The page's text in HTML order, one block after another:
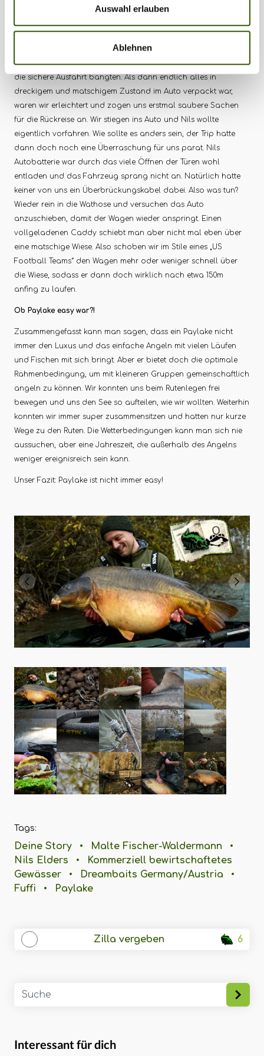
Auswahl erlauben
Ablehnen
Bissanzeiger stumm. Als wir dann mit dem Zusammenpacken
zu regnen. Die Zelte, die eigentlich trocken waren, wurden nass
eingepackt, die Wiese und der Weg, die eigentlich wieder
befahrbar waren, weichten so schnell auf, dass wir erneut um
die sichere Ausfahrt bangten. Als dann endlich alles in
dreckigem und matschigem Zustand im Auto verpackt war,
waren wir erleichtert und zogen uns erstmal saubere Sachen
für die Rückreise an. Wir stiegen ins Auto und Nils wollte
eigentlich vorfahren. Wie sollte es anders sein, der Trip hatte
dann doch noch eine Überraschung für uns parat. Nils
Autobatterie war durch das viele Öffnen der Türen wohl
entladen und das Fahrzeug sprang nicht an. Natürlich hatte
keiner von uns ein Überbrückungskabel dabei. Also was tun?
Wieder rein in die Wathose und versuchen das Auto
anzuschieben, damit der Wagen wieder anspringt. Einen
vollgeladenen Caddy schiebt man aber nicht mal eben über
eine matschige Wiese. Also schoben wir im Stile eines „US
Football Teams“ den Wagen mehr oder weniger schnell über
die Wiese, sodass er dann doch wirklich nach etwa 150m
anfing zu laufen.
Ob Paylake easy war?!
Zusammengefasst kann man sagen, dass ein Paylake nicht
immer den Luxus und das einfache Angeln mit vielen Läufen
und Fischen mit sich bringt. Aber er bietet doch die optimale
Rahmenbedingung, um mit kleineren Gruppen gemeinschaftlich
angeln zu können. Wir konnten uns beim Rutenlegen frei
bewegen und uns den See so aufteilen, wie wir wollten. Weiterhin
konnten wir immer super zusammensitzen und hatten nur kurze
Wege zu den Ruten. Die Wetterbedingungen kann man sich nie
aussuchen, aber eine Jahreszeit, die außerhalb des Angelns
weniger ereignisreich sein kann.
Unser Fazit: Paylake ist nicht immer easy!
Tags:
Deine Story • Malte Fischer-Waldermann
•
Nils Elders
•
Kommerziell bewirtschaftetes
Gewässer
• Dreambaits Germany/Austria
•
Fuffi
• Paylake
Zilla vergeben 6
Interessant für dich